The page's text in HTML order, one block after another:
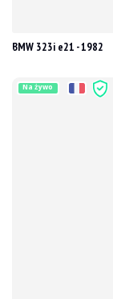
BMW 323i e21 - 1982
Na żywo